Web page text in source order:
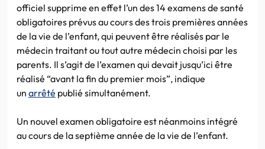
officiel supprime en effet l’un des 14 examens de santé
obligatoires prévus au cours des trois premières années
de la vie de l’enfant, qui peuvent être réalisés par le
médecin traitant ou tout autre médecin choisi par les
parents. Il s’agit de l’examen qui devait jusqu’ici être
réalisé “avant la fin du premier mois”, indique
un arrêté publié simultanément.
Un nouvel examen obligatoire est néanmoins intégré
au cours de la septième année de la vie de l’enfant.